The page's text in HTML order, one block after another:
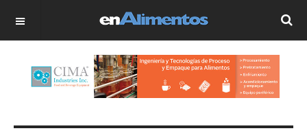
OFF CANVAS